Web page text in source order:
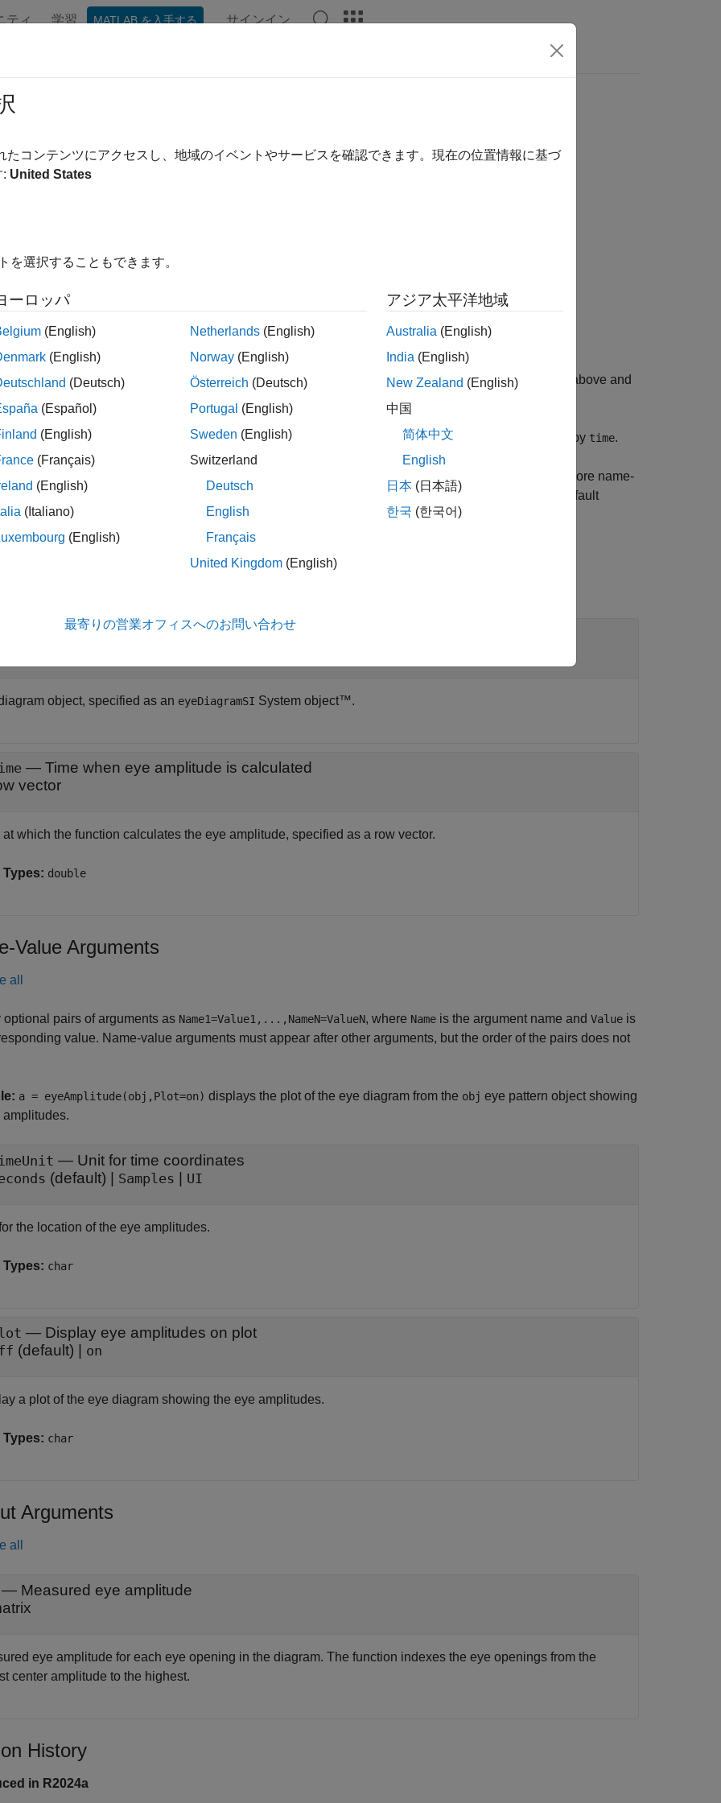
ティ 学習 MATLAB を入手する サインイン
eye amplitude
measures the eye amplitude of the eye diagram object
eye opening, eye amplitude is defined as the difference between the mean value of the symbols above and
eye opening. It is usually calculated in a narrow window around the timing origin.
obj ,time measures the eye amplitude of the eye diagram objectobjat the time specified by time.
measures the eye amplitude of the eye diagram object
using one or more name-
arguments in addition to the input argument in the previous syntax. Unspecified arguments take default
Eye diagram object
object, specified as an eyeDiagramSI System object™.
— Time when eye amplitude is calculated
vector
at which the function calculates the eye amplitude, specified as a row vector.
Types: double
Value Arguments
all
optional pairs of arguments as Name1=Value1,...,NameN=ValueN, where Name is the argument name and Value is
value. Name-value arguments must appear after other arguments, but the order of the pairs does not
a = eyeAmplitude(obj,Plot=on) displays the plot of the eye diagram from the obj eye pattern object showing
amplitudes.
— Unit for time coordinates
(default) | Samples UI
the location of the eye amplitudes.
Types: char
— Display eye amplitudes on plot
(default) | on
a plot of the eye diagram showing the eye amplitudes.
Types: char
Arguments
all
— Measured eye amplitude
eye amplitude for each eye opening in the diagram. The function indexes the eye openings from the
center amplitude to the highest.
History
in R2024a
たコンテンツにアクセスし、地域のイベントやサービスを確認できます。現在の位置情報に基づ
: United States
を選択することもできます。
ーロッパ
(English)
(English)
(Deutsch)
(Español)
(English)
(Français)
(English)
(Italiano)
(English)
Netherlands (English)
Norway (English)
Österreich (Deutsch)
Portugal (English)
Sweden (English)
Switzerland
Deutsch
English
Français
United Kingdom (English)
アジア太平洋地域
Australia (English)
India (English)
New Zealand (English)
中国
简体中文
English
日本 (日本語)
한국 (한국어)
最寄りの営業オフィスへのお問い合わせ